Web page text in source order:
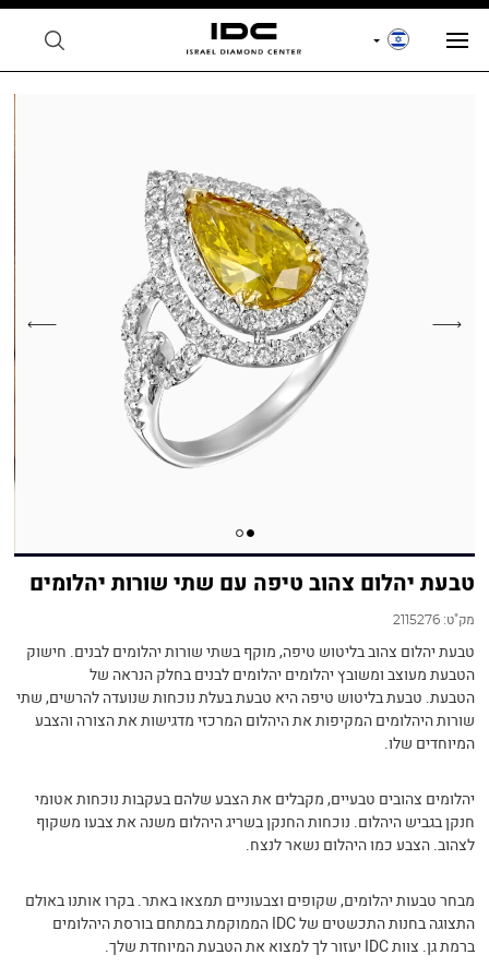
טבעת יהלום צהוב טיפה עם שתי שורות יהלומים
מק"ט:2115276
טבעת יהלום צהוב בליטוש טיפה, מוקף בשתי שורות יהלומים לבנים. חישוק
הטבעת מעוצב ומשובץ יהלומים יהלומים לבנים בחלק הנראה של
הטבעת. טבעת בליטוש טיפה היא טבעת בעלת נוכחות שנועדה להרשים, שתי
שורות היהלומים המקיפות את היהלום המרכזי מדגישות את הצורה והצבע
המיוחדים שלו.
יהלומים צהובים טבעיים, מקבלים את הצבע שלהם בעקבות נוכחות אטומי
חנקן בגביש היהלום. נוכחות החנקן בשריג היהלום משנה את צבעו משקוף
לצהוב. הצבע כמו היהלום נשאר לנצח.
מבחר טבעות יהלומים, שקופים וצבעוניים תמצאו באתר. בקרו אותנו באולם
התצוגה בחנות התכשטים של IDC הממוקמת במתחם בורסת היהלומים
ברמת גן. צוות IDC יעזור לך למצוא את הטבעת המיוחדת שלך.